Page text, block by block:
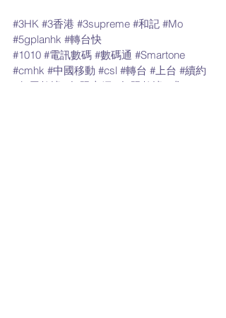
#3HK #3香港 #3supreme #和記 #Mo
#5gplanhk #轉台快
#1010 #電訊數碼 #數碼通 #Smartone
#cmhk #中國移動 #csl #轉台 #上台 #續約
#任用數據
#無限上網 #無限數據
#求Plan